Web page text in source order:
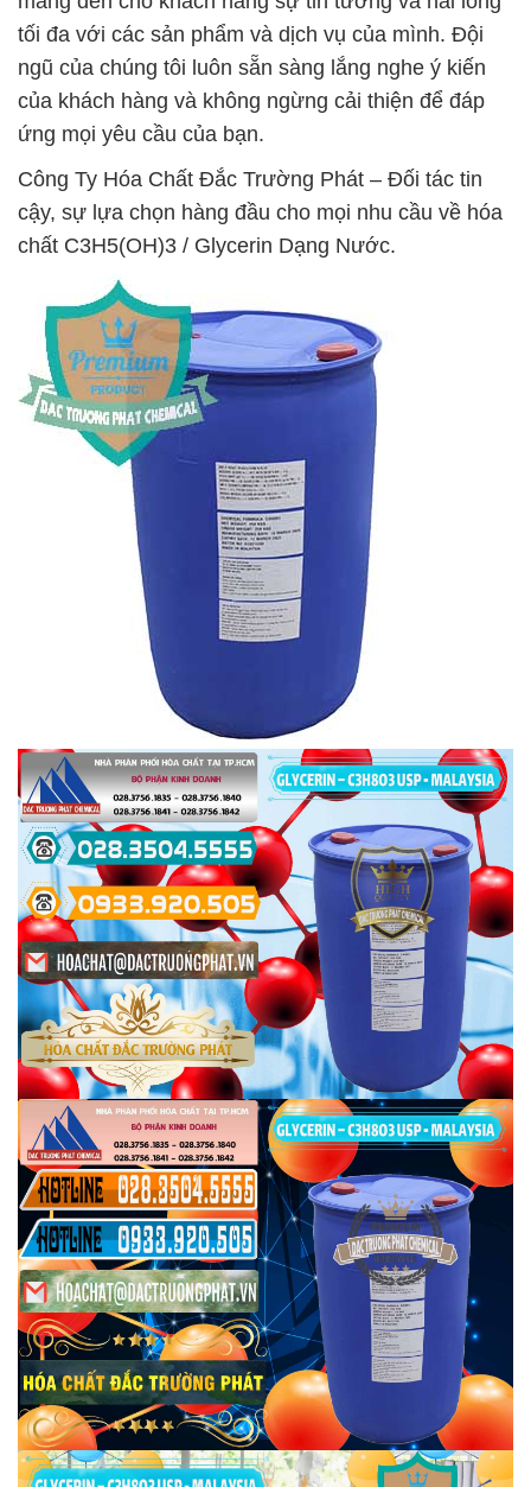
tối đa với các sản phẩm và dịch vụ của mình. Đội
ngũ của chúng tôi luôn sẵn sàng lắng nghe ý kiến
của khách hàng và không ngừng cải thiện để đáp
ứng mọi yêu cầu của bạn.
Công Ty Hóa Chất Đắc Trường Phát – Đối tác tin
cậy, sự lựa chọn hàng đầu cho mọi nhu cầu về hóa
chất C3H5(OH)3 / Glycerin Dạng Nước.